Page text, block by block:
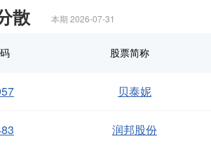
散 本期 2026-07-31
股票简称
贝泰妮
润邦股份